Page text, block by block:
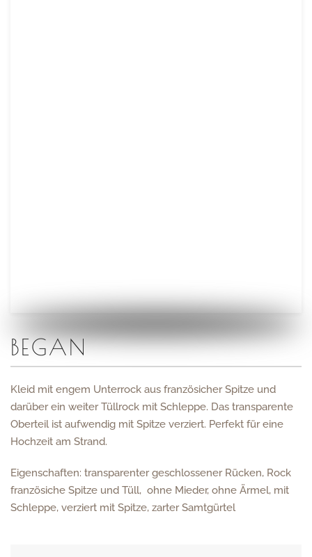
BEGAN
Kleid mit engem Unterrock aus französicher Spitze und
darüber ein weiter Tüllrock mit Schleppe. Das transparente
Oberteil ist aufwendig mit Spitze verziert. Perfekt für eine
Hochzeit am Strand.
Eigenschaften: transparenter geschlossener Rücken, Rock
französiche Spitze und Tüll, ohne Mieder, ohne Ärmel, mit
Schleppe, verziert mit Spitze, zarter Samtgürtel